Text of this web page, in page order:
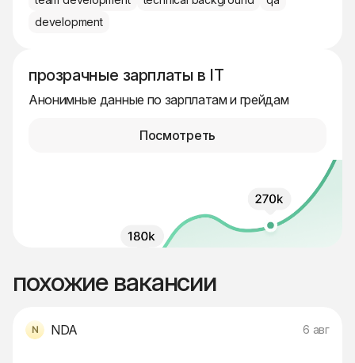
development
прозрачные зарплаты в IT
Анонимные данные по зарплатам и грейдам
Посмотреть
похожие вакансии
NDA 6 авг